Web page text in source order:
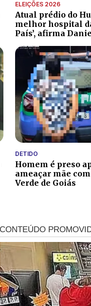
ELEIÇÕES 2026
Atual prédio do
melhor hospital
País’, afirma
DETIDO
Homem é preso
ameaçar mãe
Verde de Goiás